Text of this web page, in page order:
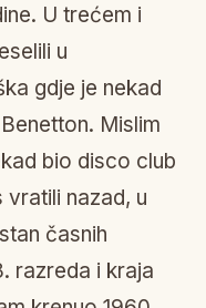
U trećem i
u
gdje je nekad
Mislim
bio disco club
vratili nazad, u
časnih
razreda i kraja